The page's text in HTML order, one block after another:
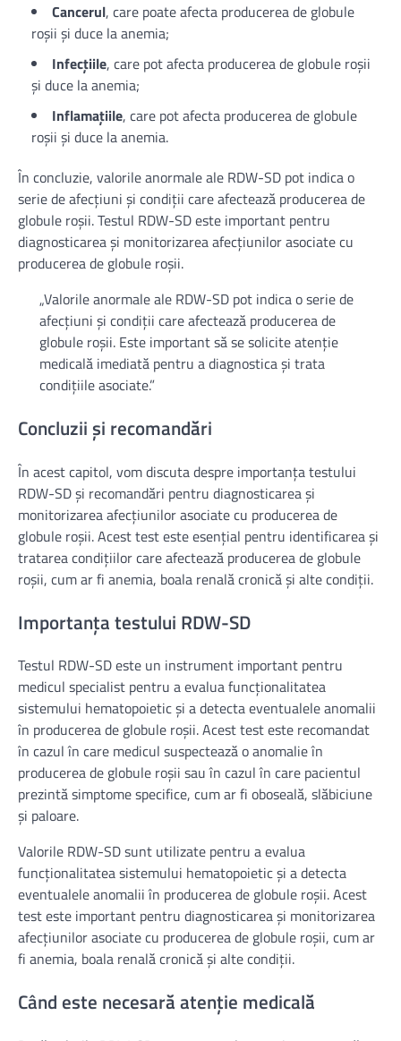
Cancerul, care poate afecta producerea de globule
roșii și duce la anemia;
Infecțiile, care pot afecta producerea de globule roșii
și duce la anemia;
Inflamațiile, care pot afecta producerea de globule
roșii și duce la anemia.
În concluzie, valorile anormale ale RDW-SD pot indica o
serie de afecțiuni și condiții care afectează producerea de
globule roșii. Testul RDW-SD este important pentru
diagnosticarea și monitorizarea afecțiunilor asociate cu
producerea de globule roșii.
„Valorile anormale ale RDW-SD pot indica o serie de
afecțiuni și condiții care afectează producerea de
globule roșii. Este important să se solicite atenție
medicală imediată pentru a diagnostica și trata
condițiile asociate.”
Concluzii și recomandări
În acest capitol, vom discuta despre importanța testului
RDW-SD și recomandări pentru diagnosticarea și
monitorizarea afecțiunilor asociate cu producerea de
globule roșii. Acest test este esențial pentru identificarea și
tratarea condițiilor care afectează producerea de globule
roșii, cum ar fi anemia, boala renală cronică și alte condiții.
Importanța testului RDW-SD
Testul RDW-SD este un instrument important pentru
medicul specialist pentru a evalua funcționalitatea
sistemului hematopoietic și a detecta eventualele anomalii
în producerea de globule roșii. Acest test este recomandat
în cazul în care medicul suspectează o anomalie în
producerea de globule roșii sau în cazul în care pacientul
prezintă simptome specifice, cum ar fi oboseală, slăbiciune
și paloare.
Valorile RDW-SD sunt utilizate pentru a evalua
funcționalitatea sistemului hematopoietic și a detecta
eventualele anomalii în producerea de globule roșii. Acest
test este important pentru diagnosticarea și monitorizarea
afecțiunilor asociate cu producerea de globule roșii, cum ar
fi anemia, boala renală cronică și alte condiții.
Când este necesară atenție medicală